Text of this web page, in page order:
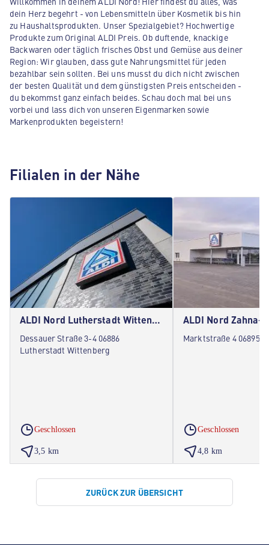
dein Herz begehrt - von Lebensmitteln über Kosmetik bis hin
zu Haushaltsprodukten. Unser Spezialgebiet? Hochwertige
Produkte zum Original ALDI Preis. Ob duftende, knackige
Backwaren oder täglich frisches Obst und Gemüse aus deiner
Region: Wir glauben, dass gute Nahrungsmittel für jeden
bezahlbar sein sollten. Bei uns musst du dich nicht zwischen
der besten Qualität und dem günstigsten Preis entscheiden -
du bekommst ganz einfach beides. Schau doch mal bei uns
vorbei und lass dich von unseren Eigenmarken sowie
Markenprodukten begeistern!
Filialen in der Nähe
ALDI Nord Lutherstadt Wittenberg
Dessauer Straße 3-4 06886
Lutherstadt Wittenberg
Geschlossen
3,5 km
ALDI Nord Zahna-
Marktstraße 4 06895
Geschlossen
4,8 km
ZURÜCK ZUR ÜBERSICHT